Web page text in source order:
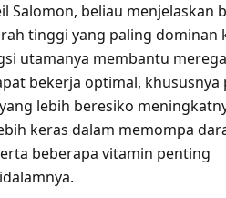
Salomon, beliau menjelaskan
tinggi yang paling dominan
utamanya membantu
bekerja optimal, khususnya
lebih beresiko
keras dalam memompa
beberapa vitamin penting